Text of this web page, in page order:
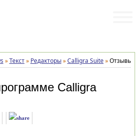
»Текст» Редакторы»Calligra Suite»Отзывы
Calligra